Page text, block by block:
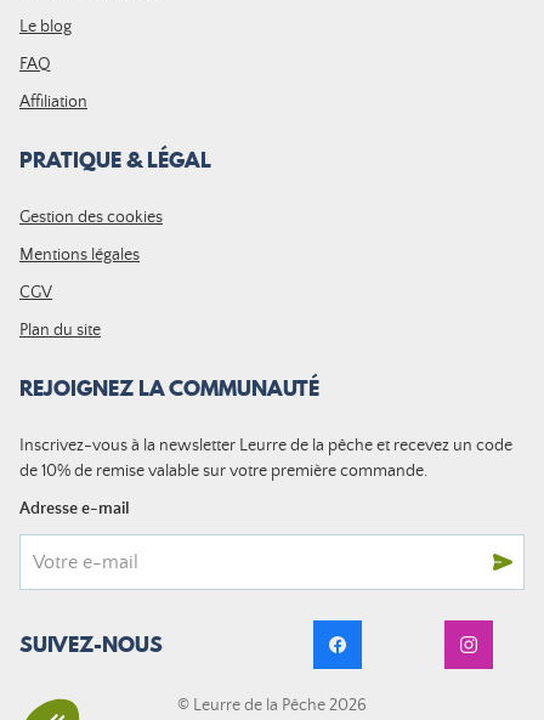
Le blog
FAQ
Affiliation
PRATIQUE & LÉGAL
Gestion des cookies
Mentions légales
CGV
Plan du site
REJOIGNEZ LA COMMUNAUTÉ
Inscrivez-vous à la newsletter Leurre de la pêche et recevez un code
de 10% de remise valable sur votre première commande.
Adresse e-mail
SUIVEZ-NOUS
© Leurre de la Pêche 2026